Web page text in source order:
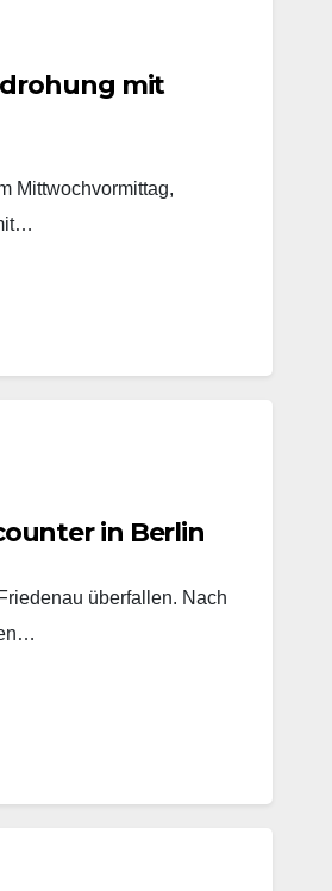
mit
Mittwochvormittag,
in Berlin
überfallen. Nach